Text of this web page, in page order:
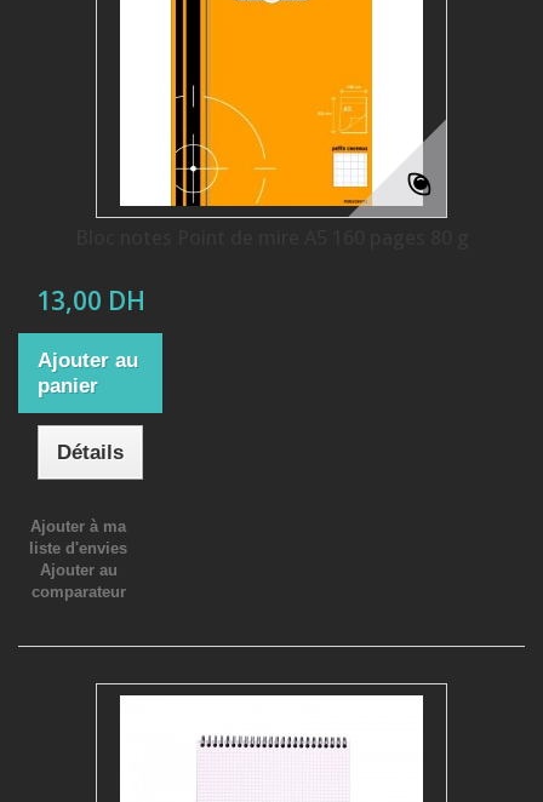
13,00 DH
Ajouter au
panier
Détails
Ajouter à ma
liste d'envies
Ajouter au
comparateur